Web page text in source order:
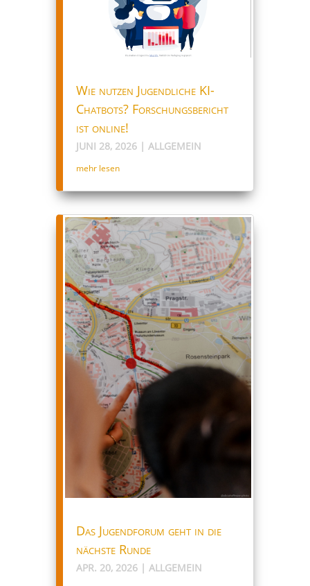
Wie nutzen Jugendliche KI-
Chatbots? Forschungsbericht
ist online!
JUNI 28, 2026| ALLGEMEIN
mehr lesen
Das Jugendforum geht in die
nächste Runde
APR. 20, 2026| ALLGEMEIN